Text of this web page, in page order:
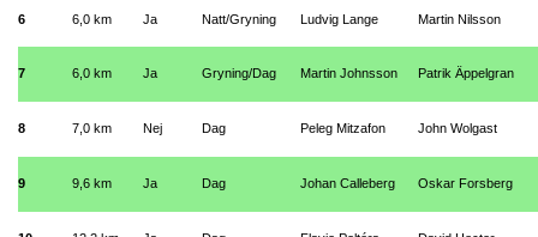
6 6,0 km Ja Natt/Gryning Ludvig Lange Martin Nilsson
7 6,0 km Ja Gryning/Dag Martin Johnsson Patrik Äppelgran
8 7,0 km Nej Dag Peleg Mitzafon John Wolgast
9 9,6 km Ja Dag Johan Calleberg Oskar Forsberg